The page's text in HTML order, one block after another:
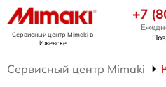
Сервисный центр Mimakiв
Ижевске
+7
Сервисный центр Mimaki